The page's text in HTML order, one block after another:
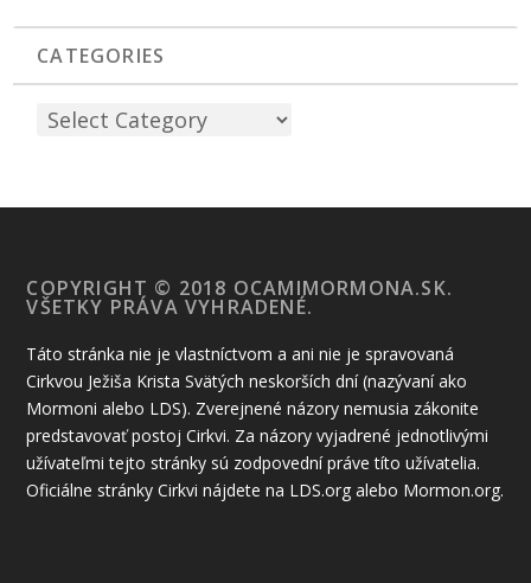
CATEGORIES
COPYRIGHT © 2018 OCAMIMORMONA.SK.
VŠETKY PRÁVA VYHRADENÉ.
Táto stránka nie je vlastníctvom a ani nie je spravovaná
Cirkvou Ježiša Krista Svätých neskorších dní (nazývaní ako
Mormoni alebo LDS). Zverejnené názory nemusia zákonite
predstavovať postoj Cirkvi. Za názory vyjadrené jednotlivými
užívateľmi tejto stránky sú zodpovední práve títo užívatelia.
Oficiálne stránky Cirkvi nájdete na LDS.org alebo Mormon.org.